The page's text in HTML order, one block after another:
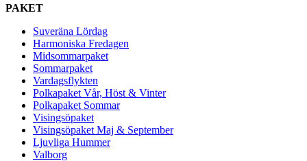
PAKET
Suveräna Lördag
Harmoniska Fredagen
Midsommarpaket
Sommarpaket
Vardagsflykten
Polkapaket Vår, Höst & Vinter
Polkapaket Sommar
Visingsöpaket
Visingsöpaket Maj & September
Ljuvliga Hummer
Valborg